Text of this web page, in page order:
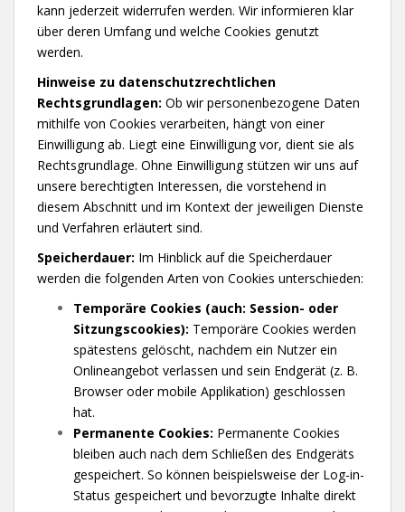
kann jederzeit widerrufen werden. Wir informieren klar
über deren Umfang und welche Cookies genutzt
werden.
Hinweise zu datenschutzrechtlichen
Rechtsgrundlagen: Ob wir personenbezogene Daten
mithilfe von Cookies verarbeiten, hängt von einer
Einwilligung ab. Liegt eine Einwilligung vor, dient sie als
Rechtsgrundlage. Ohne Einwilligung stützen wir uns auf
unsere berechtigten Interessen, die vorstehend in
diesem Abschnitt und im Kontext der jeweiligen Dienste
und Verfahren erläutert sind.
Speicherdauer: Im Hinblick auf die Speicherdauer
werden die folgenden Arten von Cookies unterschieden:
Temporäre Cookies (auch: Session- oder
Sitzungscookies): Temporäre Cookies werden
spätestens gelöscht, nachdem ein Nutzer ein
Onlineangebot verlassen und sein Endgerät (z. B.
Browser oder mobile Applikation) geschlossen
hat.
Permanente Cookies: Permanente Cookies
bleiben auch nach dem Schließen des Endgeräts
gespeichert. So können beispielsweise der Log-in-
Status gespeichert und bevorzugte Inhalte direkt